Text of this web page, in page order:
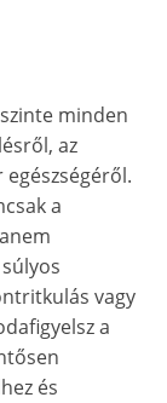
minden
az
a
vagy
a
és